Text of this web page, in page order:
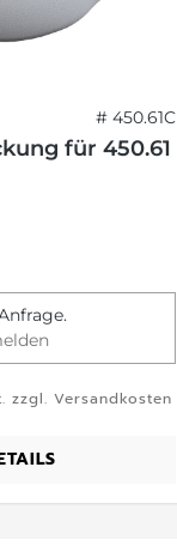
# 450.61C
für 450.61
zzgl. Versandkosten